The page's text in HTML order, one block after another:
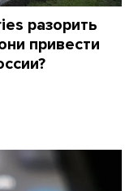
разорить
привести